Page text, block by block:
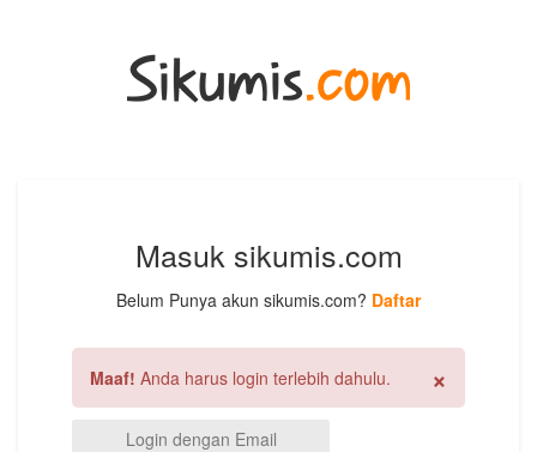
Masuk sikumis.com
Belum Punya akun sikumis.com? Daftar
×
Maaf! Anda harus login terlebih dahulu.
Login dengan Email